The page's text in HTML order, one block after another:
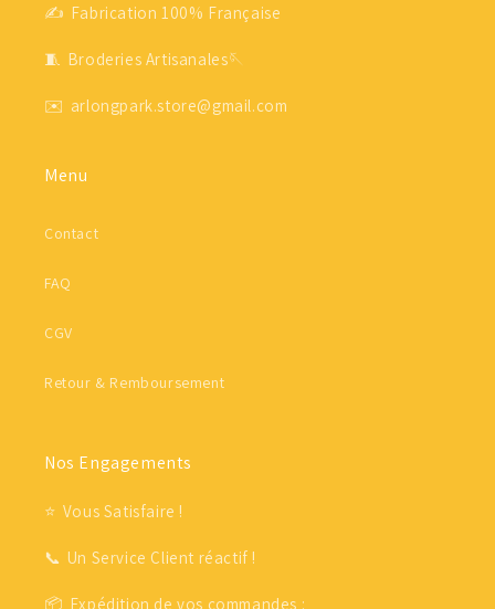
✍ Fabrication 100% Française
🧵 Broderies Artisanales🪡
✉️ arlongpark.store@gmail.com
Menu
Contact
FAQ
CGV
Retour & Remboursement
Nos Engagements
⭐ Vous Satisfaire !
📞 Un Service Client réactif !
📦 Expédition de vos commandes :